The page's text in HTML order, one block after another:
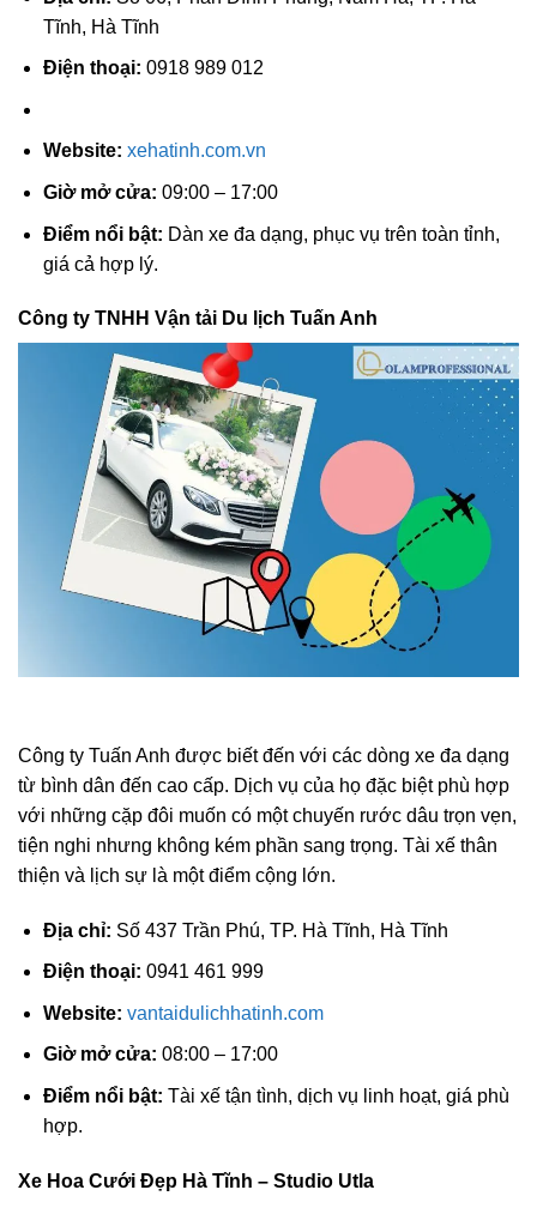
Tĩnh, Hà Tĩnh
Điện thoại: 0918 989 012
Website: xehatinh.com.vn
Giờ mở cửa: 09:00 – 17:00
Điểm nổi bật: Dàn xe đa dạng, phục vụ trên toàn tỉnh,
giá cả hợp lý.
Công ty TNHH Vận tải Du lịch Tuấn Anh
Công ty Tuấn Anh được biết đến với các dòng xe đa dạng
từ bình dân đến cao cấp. Dịch vụ của họ đặc biệt phù hợp
với những cặp đôi muốn có một chuyến rước dâu trọn vẹn,
tiện nghi nhưng không kém phần sang trọng. Tài xế thân
thiện và lịch sự là một điểm cộng lớn.
Địa chỉ: Số 437 Trần Phú, TP. Hà Tĩnh, Hà Tĩnh
Điện thoại: 0941 461 999
Website: vantaidulichhatinh.com
Giờ mở cửa: 08:00 – 17:00
Điểm nổi bật: Tài xế tận tình, dịch vụ linh hoạt, giá phù
hợp.
Xe Hoa Cưới Đẹp Hà Tĩnh – Studio Utla